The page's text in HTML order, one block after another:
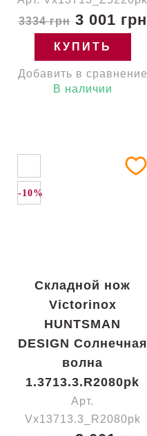
3334 грн3 001 грн
КУПИТЬ
Добавить в сравнение
В наличии
-10%
Складной нож
Victorinox
HUNTSMAN
DESIGN Солнечная
волна
1.3713.3.R2080pk
Арт.
Vx13713.3_R2080pk